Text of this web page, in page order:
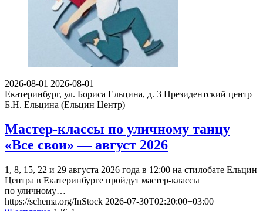
2026-08-01 2026-08-01
Екатеринбург, ул. Бориса Ельцина, д. 3 Президентский центр
Б.Н. Ельцина (Ельцин Центр)
Мастер-классы по уличному танцу
«Все свои» — август 2026
1, 8, 15, 22 и 29 августа 2026 года в 12:00 на стилобате Ельцин
Центра в Екатеринбурге пройдут мастер-классы
по уличному…
https://schema.org/InStock 2026-07-30T02:20:00+03:00